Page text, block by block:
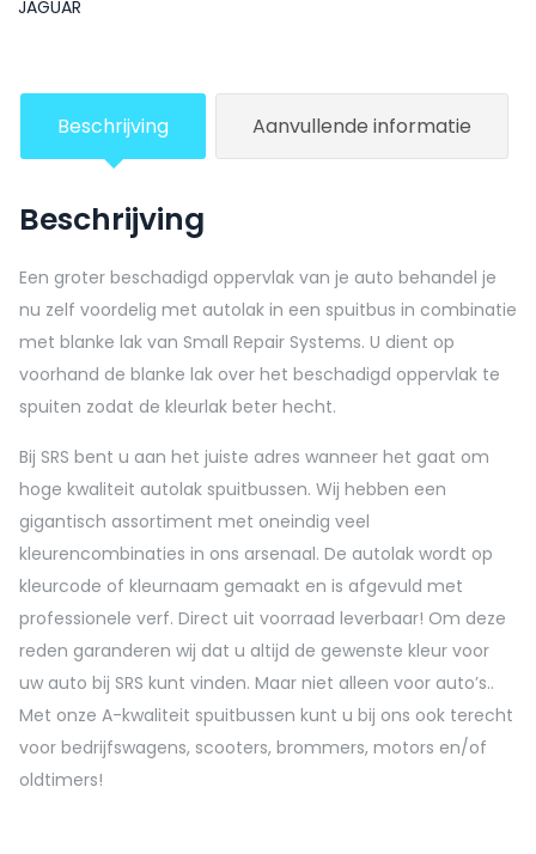
BAY
-
aantal
JAGUAR
Beschrijving Aanvullende informatie
Beschrijving
Een groter beschadigd oppervlak van je auto behandel je
nu zelf voordelig met autolak in een spuitbus in combinatie
met blanke lak van Small Repair Systems. U dient op
voorhand de blanke lak over het beschadigd oppervlak te
spuiten zodat de kleurlak beter hecht.
Bij SRS bent u aan het juiste adres wanneer het gaat om
hoge kwaliteit autolak spuitbussen. Wij hebben een
gigantisch assortiment met oneindig veel
kleurencombinaties in ons arsenaal. De autolak wordt op
kleurcode of kleurnaam gemaakt en is afgevuld met
professionele verf. Direct uit voorraad leverbaar! Om deze
reden garanderen wij dat u altijd de gewenste kleur voor
uw auto bij SRS kunt vinden. Maar niet alleen voor auto’s..
Met onze A-kwaliteit spuitbussen kunt u bij ons ook terecht
voor bedrijfswagens, scooters, brommers, motors en/of
oldtimers!